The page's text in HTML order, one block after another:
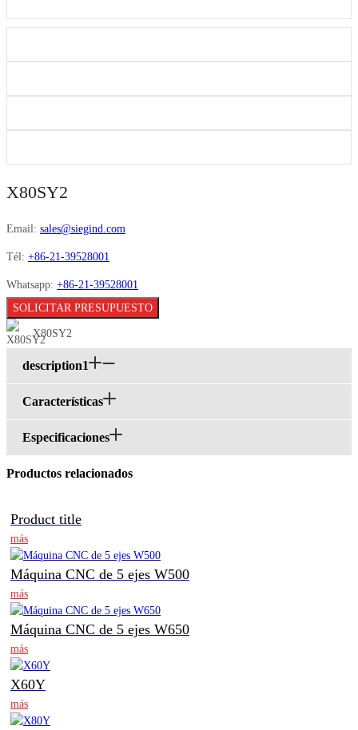
X80SY2
Email: sales@siegind.com
Tél: +86-21-39528001
Whatsapp: +86-21-39528001
SOLICITAR PRESUPUESTO
X80SY2
description1
Características
Especificaciones
Productos relacionados
Product title
más
Máquina CNC de 5 ejes W500
más
Máquina CNC de 5 ejes W650
más
X60Y
más